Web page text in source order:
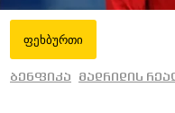
ფეხბურთი
ბენფიკა მადრიდის